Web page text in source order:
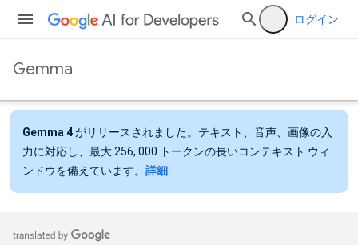
ログイン
Gemma
Gemma 4がリリースされました。テキスト、音声、画像の入
力に対応し、最大 256, 000 トークンの長いコンテキスト ウィ
ンドウを備えています。 詳細